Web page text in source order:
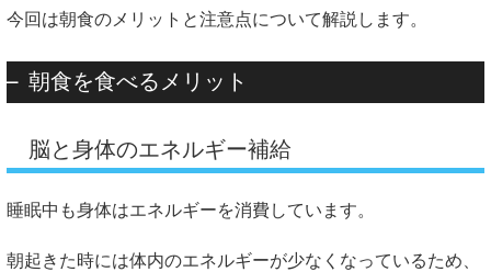
今回は朝食のメリットと注意点について解説します。
朝食を食べるメリット
脳と身体のエネルギー補給
睡眠中も身体はエネルギーを消費しています。
朝起きた時には体内のエネルギーが少なくなっているため、